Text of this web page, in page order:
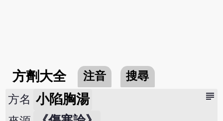
方劑大全 注音 搜尋
subject
方名 小陷胸湯